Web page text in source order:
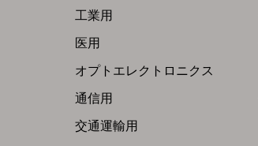
工業用
医用
オプトエレクトロニクス
通信用
交通運輸用